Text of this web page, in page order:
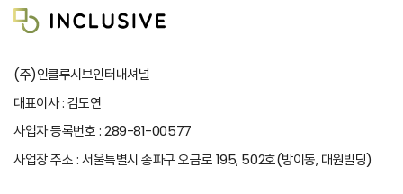
(주)인클루시브인터내셔널
대표이사 : 김도연
사업자 등록번호 : 289-81-00577
사업장 주소 : 서울특별시 송파구 오금로 195, 502호(방이동, 대원빌딩)